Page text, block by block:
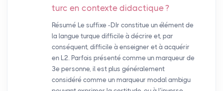
turc en contexte didactique?
Résumé Le suffixe -DIr constitue un élément de
la langue turque difficile à décrire et, par
conséquent, difficile à enseigner et à acquérir
en L2. Parfois présenté comme un marqueur de
3e personne, il est plus généralement
considéré comme un marqueur modal ambigu